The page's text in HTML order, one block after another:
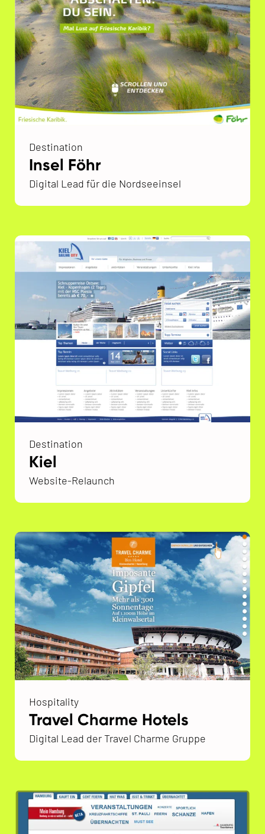
Destination
Insel Föhr
Digital Lead für die Nordseeinsel
Destination
Kiel
Website-Relaunch
Hospitality
Travel Charme Hotels
Digital Lead der Travel Charme Gruppe